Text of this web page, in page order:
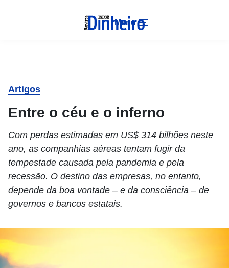
Menu
Artigos
Entre o céu e o inferno
Com perdas estimadas em US$ 314 bilhões neste
ano, as companhias aéreas tentam fugir da
tempestade causada pela pandemia e pela
recessão. O destino das empresas, no entanto,
depende da boa vontade – e da consciência – de
governos e bancos estatais.